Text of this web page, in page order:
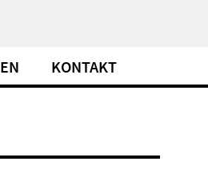
KONTAKT